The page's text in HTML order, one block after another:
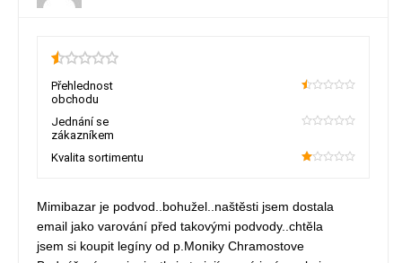
0.5
Přehlednost
obchodu
Jednání se
zákazníkem
Kvalita sortimentu
Mimibazar je podvod..bohužel..naštĕsti jsem dostala
email jako varování před takovými podvody..chtĕla
jsem si koupit legíny od p.Moniky Chramostove